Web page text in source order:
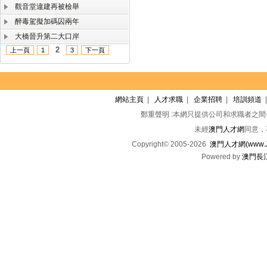
觀音堂違建再被檢舉
醉毒駕擬加碼囚兩年
大橋晉升第二大口岸
上一頁 1 2 3 下一頁
網站主頁 人才求職 企業招聘 培訓頻道
鄭重聲明 :本網只提供公司和求職者之
未經澳門人才網 同意
Copyright© 2005-2026 澳門人才網
Powered by 澳門長